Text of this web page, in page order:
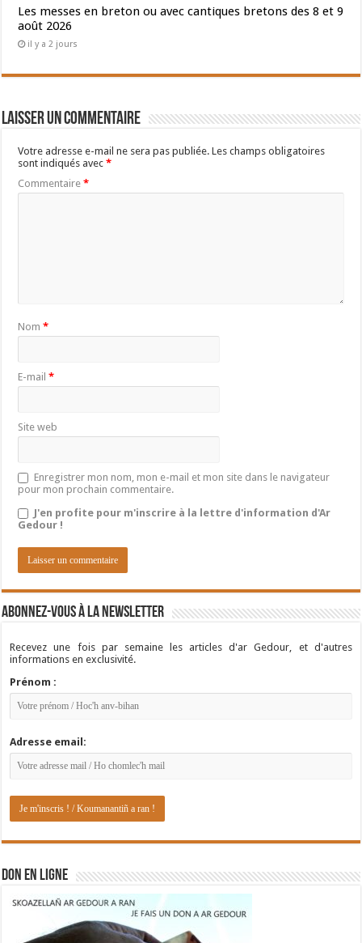
Les messes en breton ou avec cantiques bretons des 8 et 9
août 2026
il y a 2 jours
Laisser un commentaire
Votre adresse e-mail ne sera pas publiée. Les champs obligatoires
sont indiqués avec*
Commentaire*
Nom*
E-mail*
Site web
Enregistrer mon nom, mon e-mail et mon site dans le navigateur
pour mon prochain commentaire.
J'en profite pour m'inscrire à la lettre d'information d'Ar
Gedour !
Abonnez-vous à la newsletter
Recevez une fois par semaine les articles d'ar Gedour, et d'autres
informations en exclusivité.
Prénom :
Adresse email:
DON EN LIGNE